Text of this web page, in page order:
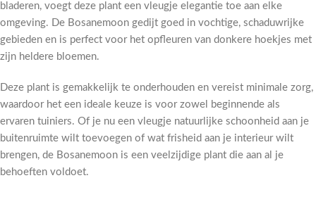
bladeren, voegt deze plant een vleugje elegantie toe aan elke
omgeving. De Bosanemoon gedijt goed in vochtige, schaduwrijke
gebieden en is perfect voor het opfleuren van donkere hoekjes met
zijn heldere bloemen.
Deze plant is gemakkelijk te onderhouden en vereist minimale zorg,
waardoor het een ideale keuze is voor zowel beginnende als
ervaren tuiniers. Of je nu een vleugje natuurlijke schoonheid aan je
buitenruimte wilt toevoegen of wat frisheid aan je interieur wilt
brengen, de Bosanemoon is een veelzijdige plant die aan al je
behoeften voldoet.